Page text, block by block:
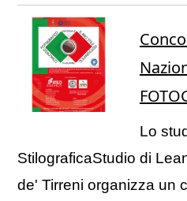
Lo
StilograficaStudio di
de' Tirreni organizza un